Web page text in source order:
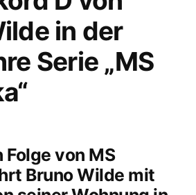
in der
Serie „MS
von MS
Bruno Wilde mit